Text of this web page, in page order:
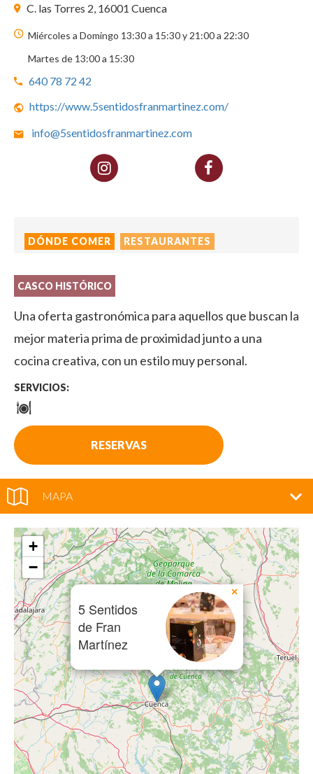
C. las Torres 2, 16001 Cuenca
Miércoles a Domingo 13:30 a 15:30 y 21:00 a 22:30
Martes de 13:00 a 15:30
640 78 72 42
https://www.5sentidosfranmartinez.com/
info@5sentidosfranmartinez.com
DÓNDE COMER RESTAURANTES
CASCO HISTÓRICO
Una oferta gastronómica para aquellos que buscan la
mejor materia prima de proximidad junto a una
cocina creativa, con un estilo muy personal.
SERVICIOS:
RESERVAS
MAPA
5 Sentidos
de Fran
Martínez
×
+
−